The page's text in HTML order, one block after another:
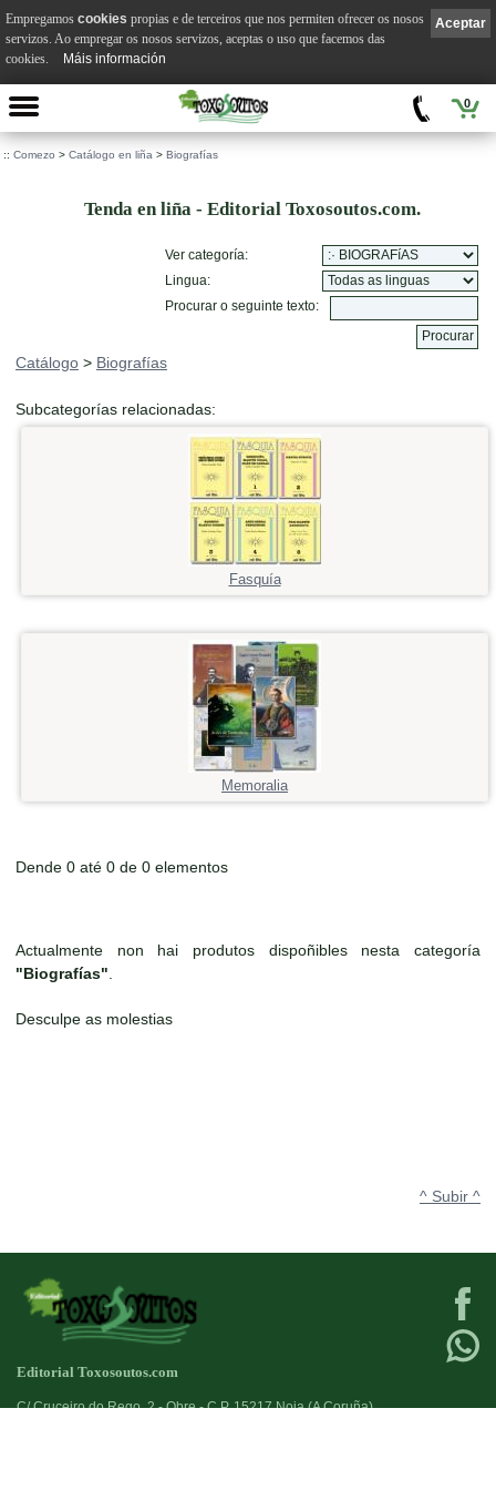
0
:: Comezo > Catálogo en liña > Biografías
Tenda en liña - Editorial Toxosoutos.com.
Ver categoría:
Lingua:
Procurar o seguinte texto:
Catálogo > Biografías
Subcategorías relacionadas:
Fasquía
Memoralia
Dende 0 até 0 de 0 elementos
Actualmente non hai produtos dispoñibles nesta categoría
"Biografías"
Desculpe as molestias
^ Subir ^
Editorial Toxosoutos.com
C/ Cruceiro do Rego, 2 - Obre - C.P. 15217 Noia (A Coruña)
Aceptar
Empregamos cookies propias e de terceiros que nos permiten ofrecer os nosos
servizos. Ao empregar os nosos servizos, aceptas o uso que facemos das
cookies.
Máis información